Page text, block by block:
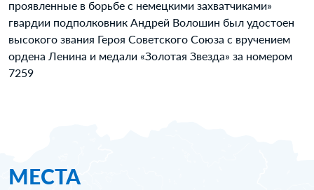
проявленные в борьбе с немецкими захватчиками»
гвардии подполковник Андрей Волошин был удостоен
высокого звания Героя Советского Союза с вручением
ордена Ленина и медали «Золотая Звезда» за номером
7259
МЕСТА